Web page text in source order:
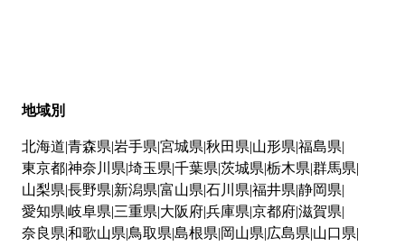
地域別
北海道 青森県 岩手県 宮城県 秋田県 山形県 福島県
東京都神奈川県 埼玉県 千葉県 茨城県 栃木県 群馬県
山梨県 長野県 新潟県 富山県 石川県 福井県 静岡県
愛知県 岐阜県 三重県 大阪府兵庫県 京都府滋賀県
奈良県 和歌山県 鳥取県 島根県 岡山県 広島県 山口県